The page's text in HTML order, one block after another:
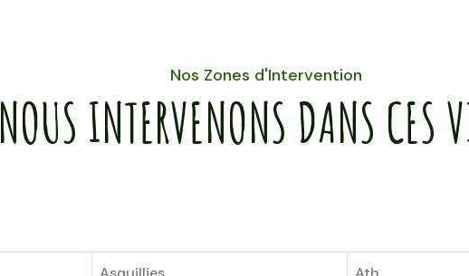
Nos Zones d'Intervention
NOUS INTERVENONS DANS CES